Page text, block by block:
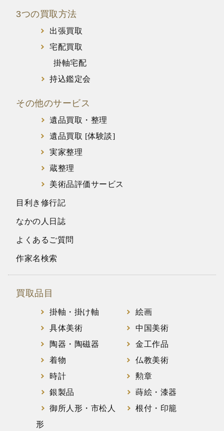
3つの買取方法
出張買取
宅配買取
掛軸宅配
持込鑑定会
その他のサービス
遺品買取・整理
遺品買取 [体験談]
実家整理
蔵整理
美術品評価サービス
目利き修行記
なかの人日誌
よくあるご質問
作家名検索
買取品目
掛軸・掛け軸
絵画
具体美術
中国美術
陶器・陶磁器
金工作品
着物
仏教美術
時計
勲章
銀製品
蒔絵・漆器
御所人形・市松人
形
根付・印籠